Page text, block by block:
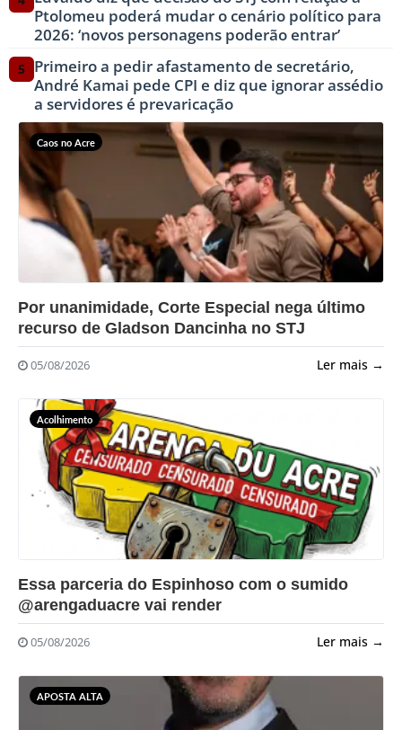
Ptolomeu poderá mudar o cenário político para
2026: ‘novos personagens poderão entrar’
5 Primeiro a pedir afastamento de secretário,
André Kamai pede CPI e diz que ignorar assédio
a servidores é prevaricação
Caos no Acre
?>
Por unanimidade, Corte Especial nega último
recurso de Gladson Dancinha no STJ
05/08/2026 Ler mais →
Acolhimento
?>
Essa parceria do Espinhoso com o sumido
@arengaduacre vai render
05/08/2026 Ler mais →
APOSTA ALTA